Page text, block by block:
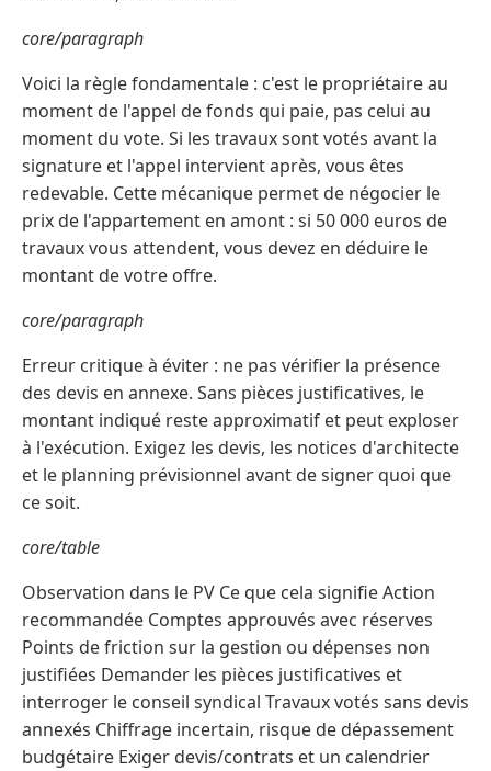
core/paragraph
Voici la règle fondamentale : c'est le propriétaire au
moment de l'appel de fonds qui paie, pas celui au
moment du vote. Si les travaux sont votés avant la
signature et l'appel intervient après, vous êtes
redevable. Cette mécanique permet de négocier le
prix de l'appartement en amont : si 50 000 euros de
travaux vous attendent, vous devez en déduire le
montant de votre offre.
core/paragraph
Erreur critique à éviter : ne pas vérifier la présence
des devis en annexe. Sans pièces justificatives, le
montant indiqué reste approximatif et peut exploser
à l'exécution. Exigez les devis, les notices d'architecte
et le planning prévisionnel avant de signer quoi que
ce soit.
core/table
Observation dans le PV Ce que cela signifie Action
recommandée Comptes approuvés avec réserves
Points de friction sur la gestion ou dépenses non
justifiées Demander les pièces justificatives et
interroger le conseil syndical Travaux votés sans devis
annexés Chiffrage incertain, risque de dépassement
budgétaire Exiger devis/contrats et un calendrier